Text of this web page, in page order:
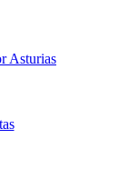
Asturias